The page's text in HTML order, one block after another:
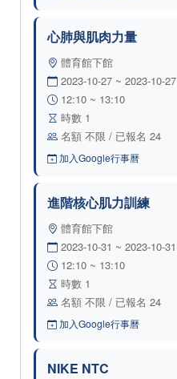
心肺與肌肉力量
體育館下館
2023-10-27 ~ 2023-10-27
12:10 ~ 13:10
時數 1
名額 不限 / 已報名 24
加入Google行事曆
進階核心肌力訓練
體育館下館
2023-10-31 ~ 2023-10-31
12:10 ~ 13:10
時數 1
名額 不限 / 已報名 24
加入Google行事曆
NIKE NTC